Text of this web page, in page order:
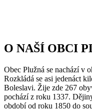
O NAŠÍ OBCI
Obec Plužná se nachází v
Rozkládá se asi jedenáct
Boleslavi. Žije zde 267
pochází z roku 1337.
období od roku 1850 do